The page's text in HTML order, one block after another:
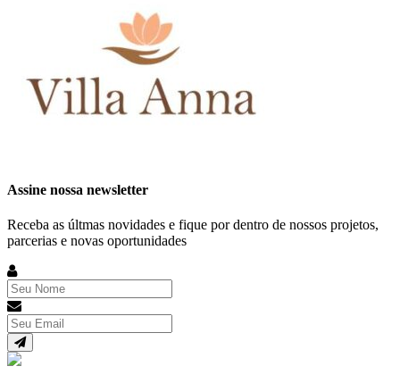
Assine nossa newsletter
Receba as últmas novidades e fique por dentro de nossos projetos,
parcerias e novas oportunidades